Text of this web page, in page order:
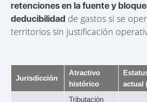
retenciones en la fuente y
deducibilidad de gastos si se
territorios sin justificación
Jurisdicción
Atractivo
histórico
actual
Tributación